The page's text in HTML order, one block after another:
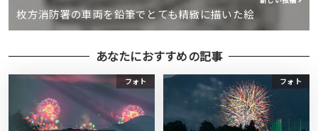
枚方消防署の車両を鉛筆でとても精緻に描いた絵
あなたにおすすめの記事
フォト フォト